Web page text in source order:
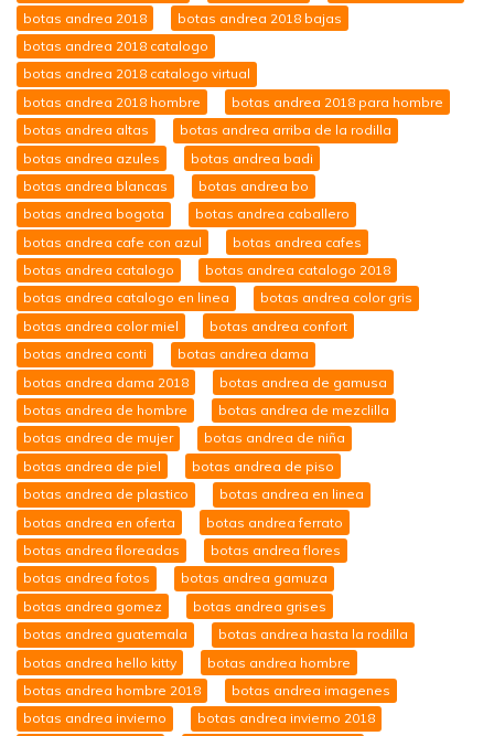
botas andrea 2018
botas andrea 2018 bajas
botas andrea 2018 catalogo
botas andrea 2018 catalogo virtual
botas andrea 2018 hombre
botas andrea 2018 para hombre
botas andrea altas
botas andrea arriba de la rodilla
botas andrea azules
botas andrea badi
botas andrea blancas
botas andrea bo
botas andrea bogota
botas andrea caballero
botas andrea cafe con azul
botas andrea cafes
botas andrea catalogo
botas andrea catalogo 2018
botas andrea catalogo en linea
botas andrea color gris
botas andrea color miel
botas andrea confort
botas andrea conti
botas andrea dama
botas andrea dama 2018
botas andrea de gamusa
botas andrea de hombre
botas andrea de mezclilla
botas andrea de mujer
botas andrea de niña
botas andrea de piel
botas andrea de piso
botas andrea de plastico
botas andrea en linea
botas andrea en oferta
botas andrea ferrato
botas andrea floreadas
botas andrea flores
botas andrea fotos
botas andrea gamuza
botas andrea gomez
botas andrea grises
botas andrea guatemala
botas andrea hasta la rodilla
botas andrea hello kitty
botas andrea hombre
botas andrea hombre 2018
botas andrea imagenes
botas andrea invierno
botas andrea invierno 2018